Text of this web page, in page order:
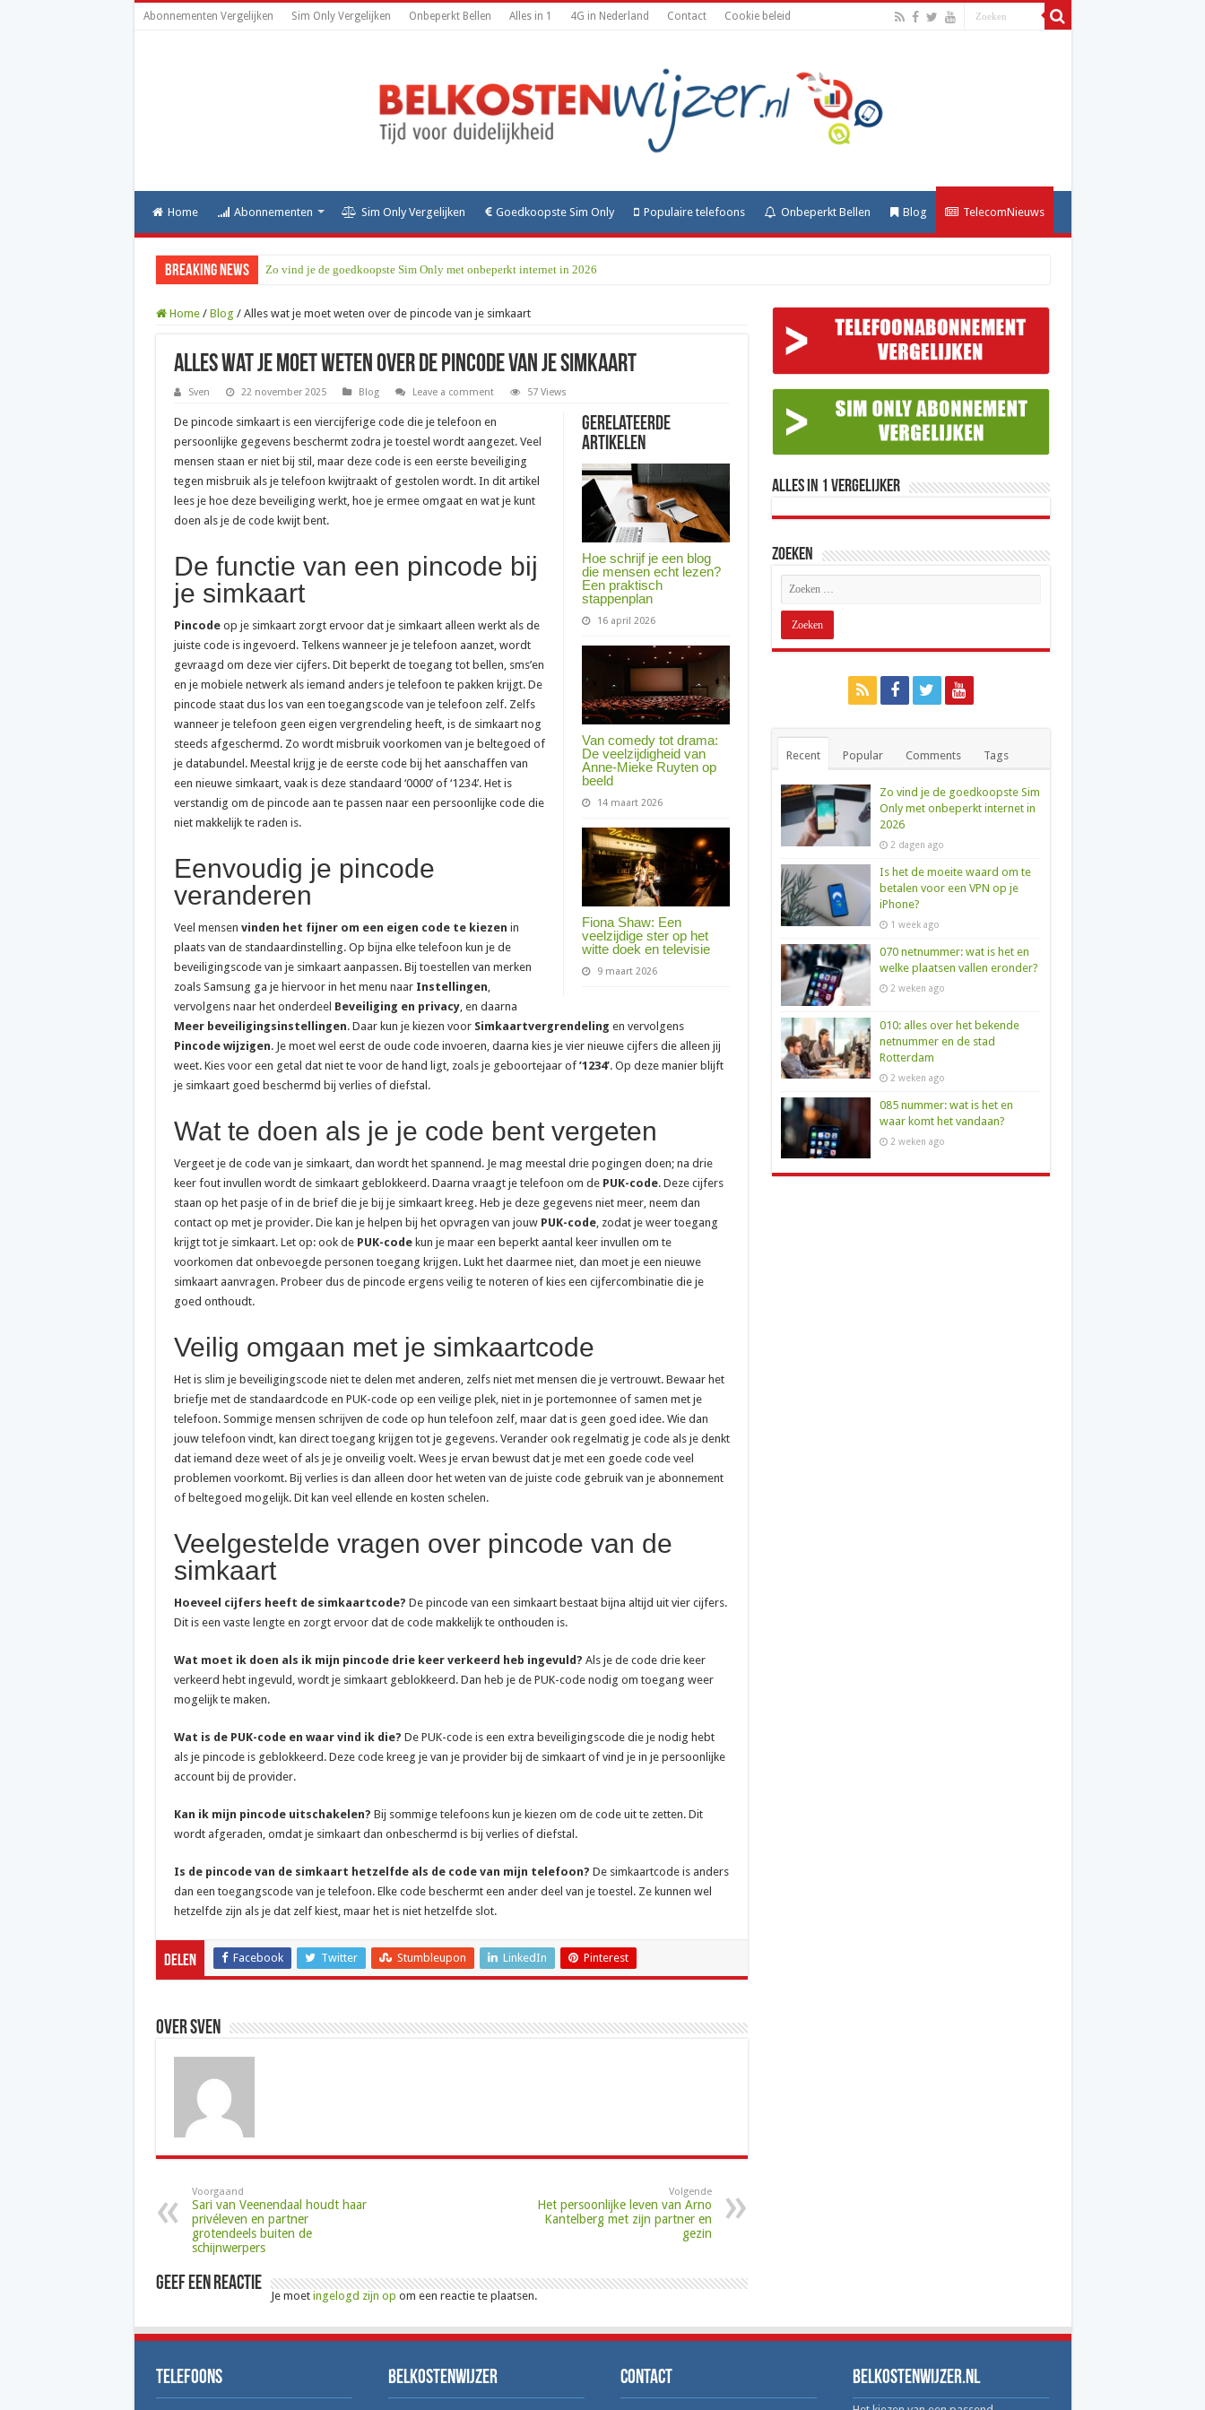
Abonnementen Vergelijken Sim Only Vergelijken Onbeperkt Bellen Alles in 1 4G in Nederland Contact Cookie beleid
Home Abonnementen Sim Only Vergelijken Goedkoopste Sim Only Populaire telefoons Onbeperkt Bellen Blog TelecomNieuws
Breaking News Zo vind je de goedkoopste Sim Only met onbeperkt internet in 2026
Home / Blog / Alles wat je moet weten over de pincode van je simkaart
Alles wat je moet weten over de pincode van je simkaart
Sven 22 november 2025 Blog Leave a comment 57 Views
Gerelateerde
Artikelen
Hoe schrijf je een blog
die mensen echt lezen?
Een praktisch
stappenplan
16 april 2026
Van comedy tot drama:
De veelzijdigheid van
Anne-Mieke Ruyten op
beeld
14 maart 2026
Fiona Shaw: Een
veelzijdige ster op het
witte doek en televisie
9 maart 2026
De pincode simkaart is een viercijferige code die je telefoon en
persoonlijke gegevens beschermt zodra je toestel wordt aangezet. Veel
mensen staan er niet bij stil, maar deze code is een eerste beveiliging
tegen misbruik als je telefoon kwijtraakt of gestolen wordt. In dit artikel
lees je hoe deze beveiliging werkt, hoe je ermee omgaat en wat je kunt
doen als je de code kwijt bent.
De functie van een pincode bij
je simkaart
Pincodeop je simkaart zorgt ervoor dat je simkaart alleen werkt als de
juiste code is ingevoerd. Telkens wanneer je je telefoon aanzet, wordt
gevraagd om deze vier cijfers. Dit beperkt de toegang tot bellen, sms’en
en je mobiele netwerk als iemand anders je telefoon te pakken krijgt. De
pincode staat dus los van een toegangscode van je telefoon zelf. Zelfs
wanneer je telefoon geen eigen vergrendeling heeft, is de simkaart nog
steeds afgeschermd. Zo wordt misbruik voorkomen van je beltegoed of
je databundel. Meestal krijg je de eerste code bij het aanschaffen van
een nieuwe simkaart, vaak is deze standaard ‘0000’ of ‘1234’. Het is
verstandig om de pincode aan te passen naar een persoonlijke code die
niet makkelijk te raden is.
Eenvoudig je pincode
veranderen
Veel mensen vinden het fijner om een eigen code te kiezen in
plaats van de standaardinstelling. Op bijna elke telefoon kun je de
beveiligingscode van je simkaart aanpassen. Bij toestellen van merken
zoals Samsung ga je hiervoor in het menu naar Instellingen,
vervolgens naar het onderdeel Beveiliging en privacy, en daarna
Meer beveiligingsinstellingen. Daar kun je kiezen voor Simkaartvergrendeling en vervolgens
Pincode wijzigen. Je moet wel eerst de oude code invoeren, daarna kies je vier nieuwe cijfers die alleen jij
weet. Kies voor een getal dat niet te voor de hand ligt, zoals je geboortejaar of ’1234’. Op deze manier blijft
je simkaart goed beschermd bij verlies of diefstal.
Wat te doen als je je code bent vergeten
Vergeet je de code van je simkaart, dan wordt het spannend. Je mag meestal drie pogingen doen; na drie
keer fout invullen wordt de simkaart geblokkeerd. Daarna vraagt je telefoon om de PUK-code. Deze cijfers
staan op het pasje of in de brief die je bij je simkaart kreeg. Heb je deze gegevens niet meer, neem dan
contact op met je provider. Die kan je helpen bij het opvragen van jouw PUK-code, zodat je weer toegang
krijgt tot je simkaart. Let op: ook de PUK-codekun je maar een beperkt aantal keer invullen om te
voorkomen dat onbevoegde personen toegang krijgen. Lukt het daarmee niet, dan moet je een nieuwe
simkaart aanvragen. Probeer dus de pincode ergens veilig te noteren of kies een cijfercombinatie die je
goed onthoudt.
Veilig omgaan met je simkaartcode
Het is slim je beveiligingscode niet te delen met anderen, zelfs niet met mensen die je vertrouwt. Bewaar het
briefje met de standaardcode en PUK-code op een veilige plek, niet in je portemonnee of samen met je
telefoon. Sommige mensen schrijven de code op hun telefoon zelf, maar dat is geen goed idee. Wie dan
jouw telefoon vindt, kan direct toegang krijgen tot je gegevens. Verander ook regelmatig je code als je denkt
dat iemand deze weet of als je je onveilig voelt. Wees je ervan bewust dat je met een goede code veel
problemen voorkomt. Bij verlies is dan alleen door het weten van de juiste code gebruik van je abonnement
of beltegoed mogelijk. Dit kan veel ellende en kosten schelen.
Veelgestelde vragen over pincode van de
simkaart
Hoeveel cijfers heeft de simkaartcode? De pincode van een simkaart bestaat bijna altijd uit vier cijfers.
Dit is een vaste lengte en zorgt ervoor dat de code makkelijk te onthouden is.
Wat moet ik doen als ik mijn pincode drie keer verkeerd heb ingevuld? Als je de code drie keer
verkeerd hebt ingevuld, wordt je simkaart geblokkeerd. Dan heb je de PUK-code nodig om toegang weer
mogelijk te maken.
Wat is de PUK-code en waar vind ik die? De PUK-code is een extra beveiligingscode die je nodig hebt
als je pincode is geblokkeerd. Deze code kreeg je van je provider bij de simkaart of vind je in je persoonlijke
account bij de provider.
Kan ik mijn pincode uitschakelen? Bij sommige telefoons kun je kiezen om de code uit te zetten. Dit
wordt afgeraden, omdat je simkaart dan onbeschermd is bij verlies of diefstal.
Is de pincode van de simkaart hetzelfde als de code van mijn telefoon? De simkaartcode is anders
dan een toegangscode van je telefoon. Elke code beschermt een ander deel van je toestel. Ze kunnen wel
hetzelfde zijn als je dat zelf kiest, maar het is niet hetzelfde slot.
Delen Facebook Twitter Stumbleupon LinkedIn Pinterest
Over Sven
Voorgaand
Sari van Veenendaal houdt haar
privéleven en partner
grotendeels buiten de
schijnwerpers
Volgende
Het persoonlijke leven van Arno
Kantelberg met zijn partner en
gezin
Geef een reactie
Je moet ingelogd zijn op om een reactie te plaatsen.
Alles in 1 Vergelijker
Zoeken
Recent Popular Comments Tags
Zo vind je de goedkoopste Sim
Only met onbeperkt internet in
2026
2 dagen ago
Is het de moeite waard om te
betalen voor een VPN op je
iPhone?
1 week ago
070 netnummer: wat is het en
welke plaatsen vallen eronder?
2 weken ago
010: alles over het bekende
netnummer en de stad
Rotterdam
2 weken ago
085 nummer: wat is het en
waar komt het vandaan?
2 weken ago
Telefoons Belkostenwijzer Contact Belkostenwijzer.nl